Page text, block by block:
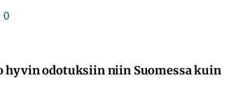
0
hyvin odotuksiin niin Suomessa kuin